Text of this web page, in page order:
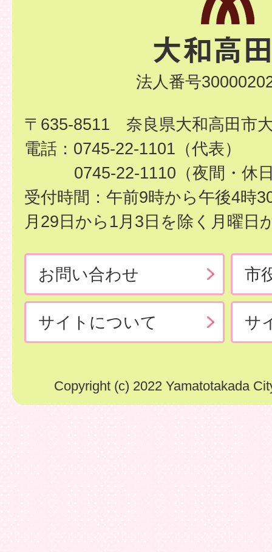
法人番号
〒635-8511 奈良県大和高田市
電話：0745-22-1101（代表）
0745-22-1110（夜間・休
受付時間：午前9時から午後4時
月29日から1月3日を除く月曜日
お問い合わせ 市
サイトについて サ
Copyright (c) 2022 Yamatotakada